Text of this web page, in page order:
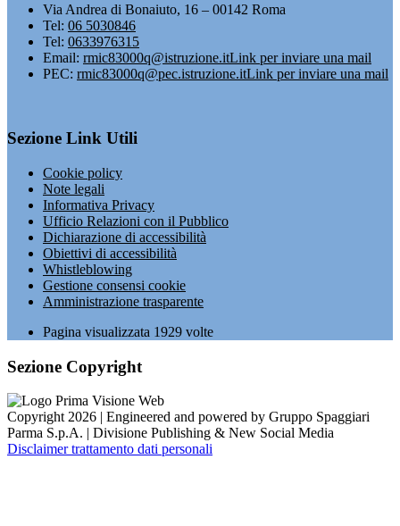
Via Andrea di Bonaiuto, 16 – 00142 Roma
Tel: 06 5030846
Tel: 0633976315
Email: rmic83000q@istruzione.itLink per inviare una mail
PEC: rmic83000q@pec.istruzione.itLink per inviare una mail
Sezione Link Utili
Cookie policy
Note legali
Informativa Privacy
Ufficio Relazioni con il Pubblico
Dichiarazione di accessibilità
Obiettivi di accessibilità
Whistleblowing
Gestione consensi cookie
Amministrazione trasparente
Pagina visualizzata 1929 volte
Sezione Copyright
Copyright 2026 | Engineered and powered by Gruppo Spaggiari
Parma S.p.A. | Divisione Publishing & New Social Media
Disclaimer trattamento dati personali